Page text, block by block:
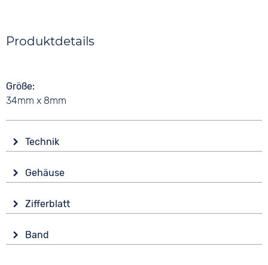
Produktdetails
Größe
34mm x 8mm
Technik
Batterie (Quarz)
Gehäuse
Form
Zifferblatt
Analog
Band